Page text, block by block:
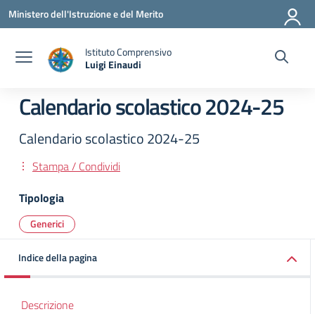
Vai ai contenuti
Vai al menu di navigazione
Vai al footer
Ministero dell'Istruzione e del Merito
Istituto Comprensivo
Luigi Einaudi
— Visita la pagina iniziale della scuola
Calendario scolastico 2024-25
Calendario scolastico 2024-25
Stampa / Condividi
Tipologia
Generici
Indice della pagina
Descrizione